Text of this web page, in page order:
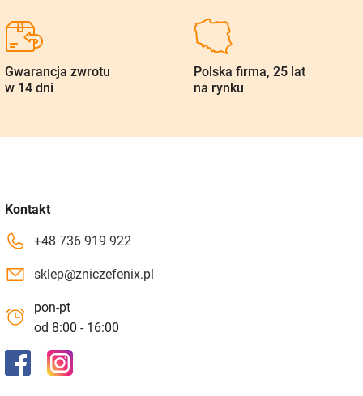
Gwarancja zwrotu
w 14 dni
Polska firma, 25 lat
na rynku
Kontakt
+48 736 919 922
sklep@zniczefenix.pl
pon-pt
od 8:00 - 16:00